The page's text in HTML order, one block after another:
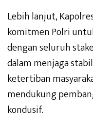
Lebih lanjut,
komitmen Polri
dengan seluruh
dalam menjaga
ketertiban
mendukung
kondusif.